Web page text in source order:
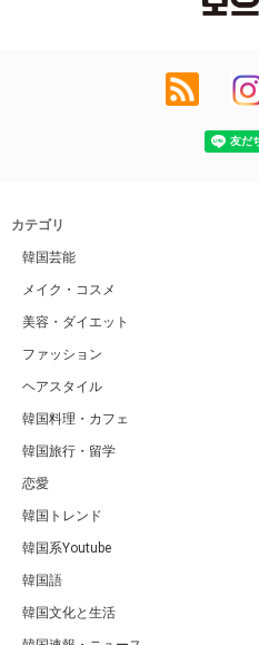
カテゴリ
韓国芸能
メイク・コスメ
美容・ダイエット
ファッション
ヘアスタイル
韓国料理・カフェ
韓国旅行・留学
恋愛
韓国トレンド
韓国系Youtube
韓国語
韓国文化と生活